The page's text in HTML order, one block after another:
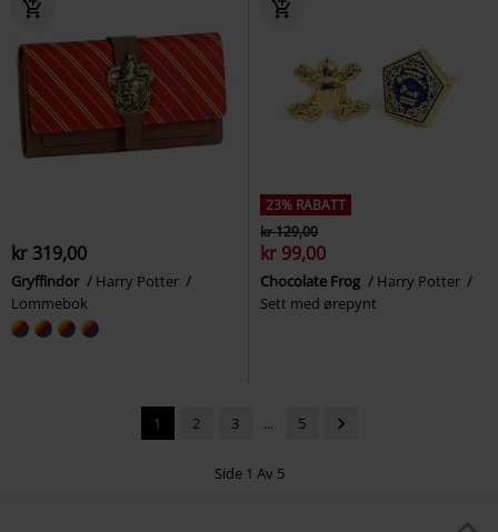
kr 319,00
Gryffindor
Harry Potter
Lommebok
23% RABATT
kr 129,00
kr 99,00
Chocolate Frog
Harry Potter
Sett med ørepynt
1 2 3 ... 5
Side 1 Av 5